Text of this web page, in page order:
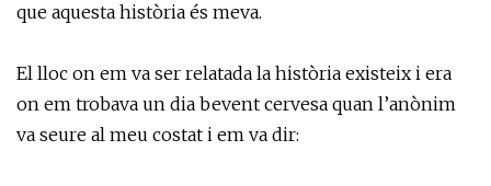
que aquesta història és meva.
El lloc on em va ser relatada la història existeix i era
on em trobava un dia bevent cervesa quan l’anònim
va seure al meu costat i em va dir: